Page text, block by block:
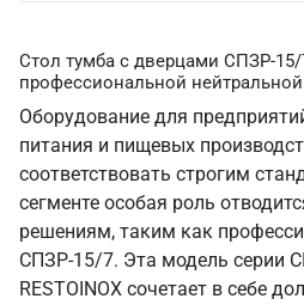
Стол тумба с дверцами СПЗР-
профессиональной
Оборудование для
питания и пищевых
соответствовать строгим
сегменте особая роль
решениям, таким как
СПЗР-15/7. Эта модель серии
RESTOINOX сочетает в себе